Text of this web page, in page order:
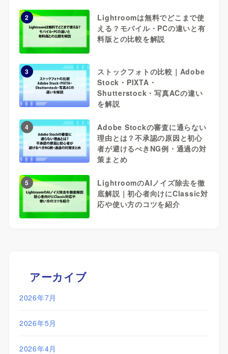
2
Lightroomは無料でどこまで使
える？モバイル・PCの違いと有
料版との比較を解説
3
ストックフォトの比較｜Adobe
Stock・PIXTA・
Shutterstock・写真ACの違い
を解説
4
Adobe Stockの審査に通らない
理由とは？不承認の原因と初心
者が避けるべきNG例・通過の対
策まとめ
5
LightroomのAIノイズ除去を徹
底解説｜初心者向けにClassic対
応や使い方のコツを紹介
アーカイブ
2026年7月
2026年5月
2026年4月